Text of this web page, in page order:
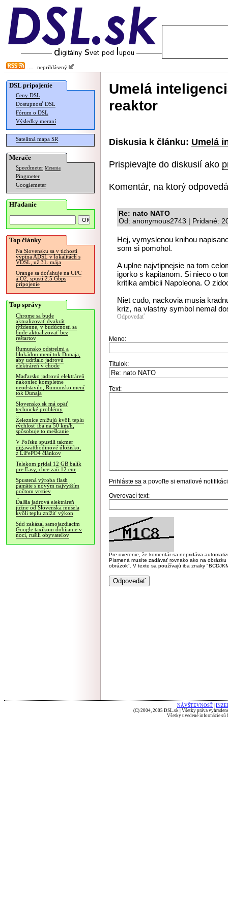
neprihlásený
DSL pripojenie
Ceny DSL
Dostupnosť DSL
Fórum o DSL
Výsledky meraní
Satelitná mapa SR
Merače
Speedmeter Merania
Pingmeter
Googlemeter
Hľadanie
Top články
Na Slovensku sa v tichosti
vypína ADSL v lokalitách s
VDSL, už 31. mája
Orange sa doťahuje na UPC
a O2, spustí 2.5 Gbps
pripojenie
Top správy
Chrome sa bude
aktualizovať dvakrát
týždenne, v budúcnosti sa
bude aktualizovať bez
reštartov
Rumunsko odstrelmi a
blokádou mení tok Dunaja,
aby udržalo jadrovú
elektráreň v chode
Maďarsko jadrovú elektráreň
nakoniec kompletne
neodstavilo, Rumunsko mení
tok Dunaja
Slovensko.sk má opäť
technické problémy
Železnice znižujú kvôli teplu
rýchlosť iba na 50 km/h,
spôsobuje to meškanie
V Poľsku spustili takmer
gigawatthodinové úložisko,
z LiFePO4 článkov
Telekom pridal 12 GB balík
pre Easy, chce zaň 12 eur
Spustená výroba flash
pamäte s novým najvyšším
počtom vrstiev
Ďalšia jadrová elektráreň
južne od Slovenska musela
kvôli teplu znížiť výkon
Súd zakázal samojazdiacim
Google taxíkom dobíjanie v
noci, rušili obyvateľov
Umelá
reaktor
Diskusia k článku: Umelá
Prispievajte do diskusií ako
Komentár, na ktorý
Re: nato NATO
Od: anonymous2743 | Pridané:
Hej, vymyslenou knihou
som si pomohol.
A uplne najvtipnejsie na tom
igorko s kapitanom. Si nieco o
kritika ambicii Napoleona. O
Niet cudo, nackovia musia
kriz, na vlastny symbol nemal
Odpovedať
Meno:
Titulok:
Text:
Prihláste sa a povoľte si emailové
Overovací text:
Pre overenie, že komentár sa nepridáva
Písmená musíte zadávať rovnako ako na
obrázok". V texte sa používajú iba znaky
NÁVŠTEVNOSŤ
(C) 2004, 2005 DSL.sk | Všetky práva
Všetky uvedené informácie sú